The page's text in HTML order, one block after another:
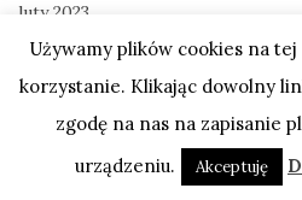
luty 2023
styczeń 2023
listopad 2022
Używamy plików cookies na
korzystanie. Klikając dowolny
zgodę na nas na zapisanie
urządzeniu.
Akceptuję